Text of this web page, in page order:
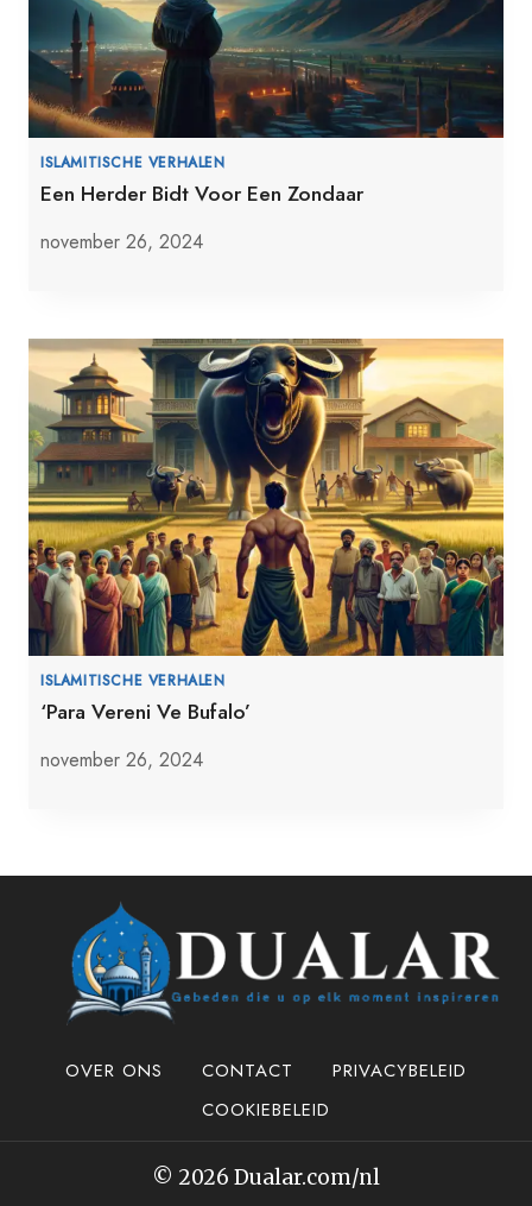
ISLAMITISCHE VERHALEN
Een Herder Bidt Voor Een Zondaar
november 26, 2024
ISLAMITISCHE VERHALEN
‘Para Vereni Ve Bufalo’
november 26, 2024
OVER ONS CONTACT
PRIVACYBELEID
COOKIEBELEID
© 2026 Dualar.com/nl